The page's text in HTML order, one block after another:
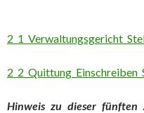
Hinweis zu dieser fünften